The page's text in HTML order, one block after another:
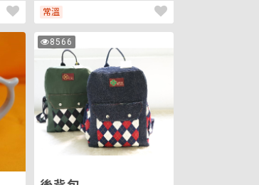
常溫
8566
次
覽
後